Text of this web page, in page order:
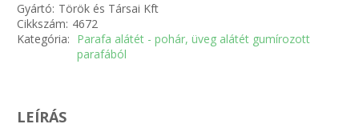
Gyártó: Török és Társai Kft
Cikkszám: 4672
Kategória: Parafa alátét - pohár, üveg alátét gumírozott
parafából
LEÍRÁS